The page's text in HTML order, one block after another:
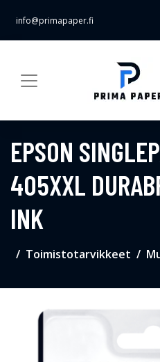
info@primapaper.fi
EPSON
405XXL
INK
Toimistotarvikkeet